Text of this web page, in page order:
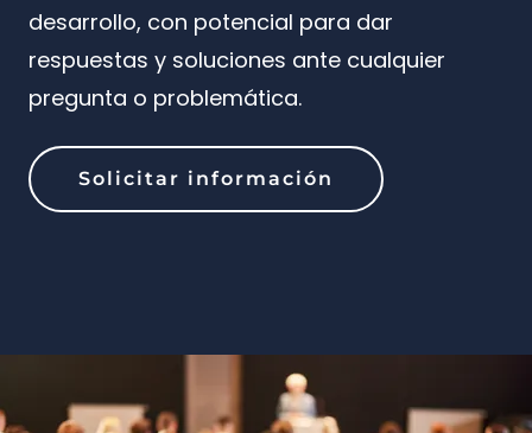
desarrollo, con potencial para dar
respuestas y soluciones ante cualquier
pregunta o problemática.
Solicitar información